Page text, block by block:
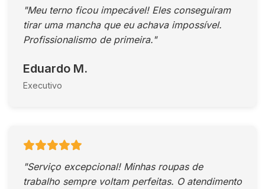
"Meu terno ficou impecável! Eles conseguiram
tirar uma mancha que eu achava impossível.
Profissionalismo de primeira."
Eduardo M.
Executivo
"Serviço excepcional! Minhas roupas de
trabalho sempre voltam perfeitas. O atendimento